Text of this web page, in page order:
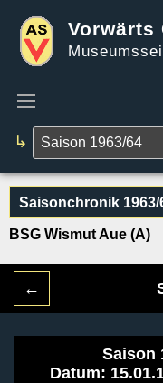
Vorwärts
↳
Saisonchronik 1963/
BSG Wismut Aue (A)
←
Saison
Datum: